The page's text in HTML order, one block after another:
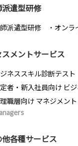
派遣型研修
派遣型研修 オンラ
スメントサービス
ネススキル診断テスト
者・新入社員向け ビ
職層向け マネジメン
他各種サービス